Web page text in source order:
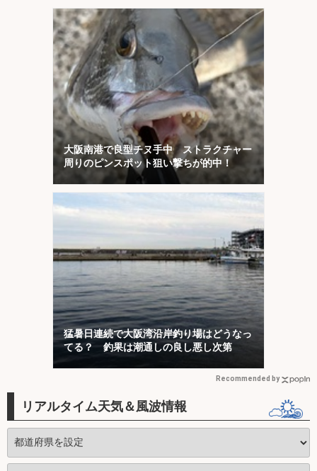
大阪南港で良型チヌ手中 ストラクチャー
周りのピンスポット狙い撃ちが的中！
猛暑日連続で大阪湾沿岸釣り場はどうなっ
てる？ 釣果は潮通しの良し悪し次第
Recommended by
リアルタイム天気＆風波情報